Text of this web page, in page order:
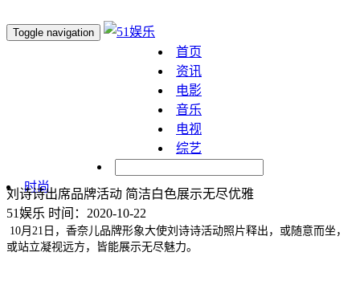
Toggle navigation
首页
资讯
电影
音乐
电视
综艺
时尚
刘诗诗出席品牌活动 简洁白色展示无尽优雅
51娱乐 时间：2020-10-22
10月21日，香奈儿品牌形象大使刘诗诗活动照片释出，或随意而坐，
或站立凝视远方，皆能展示无尽魅力。